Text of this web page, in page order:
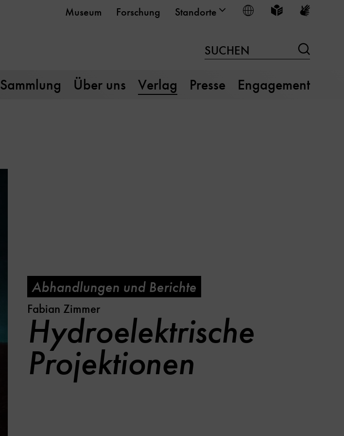
Museum Forschung Standorte Sprache wählen
Leichte Sprache
SUCHEN
Sammlung Über uns Verlag Presse Engagement
Abhandlungen und Berichte
Fabian Zimmer
Hydroelektrische
Projektionen